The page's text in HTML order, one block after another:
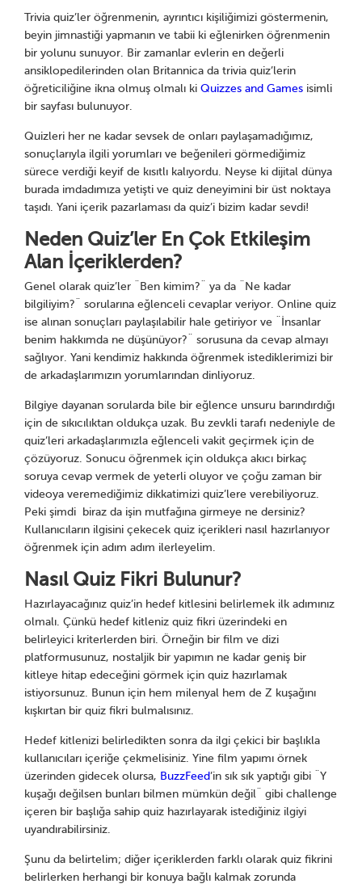
Trivia quiz’ler öğrenmenin, ayrıntıcı kişiliğimizi göstermenin,
beyin jimnastiği yapmanın ve tabii ki eğlenirken öğrenmenin
bir yolunu sunuyor. Bir zamanlar evlerin en değerli
ansiklopedilerinden olan Britannica da trivia quiz’lerin
öğreticiliğine ikna olmuş olmalı kiQuizzes and Games isimli
bir sayfası bulunuyor.
Quizleri her ne kadar sevsek de onları paylaşamadığımız,
sonuçlarıyla ilgili yorumları ve beğenileri görmediğimiz
sürece verdiği keyif de kısıtlı kalıyordu. Neyse ki dijital dünya
burada imdadımıza yetişti ve quiz deneyimini bir üst noktaya
taşıdı. Yani içerik pazarlaması da quiz’i bizim kadar sevdi!
Neden Quiz’ler En Çok Etkileşim
Alan İçeriklerden?
Genel olarak quiz’ler ¨Ben kimim?¨ ya da ¨Ne kadar
bilgiliyim?¨ sorularına eğlenceli cevaplar veriyor. Online quiz
ise alınan sonuçları paylaşılabilir hale getiriyor ve ¨İnsanlar
benim hakkımda ne düşünüyor?¨ sorusuna da cevap almayı
sağlıyor. Yani kendimiz hakkında öğrenmek istediklerimizi bir
de arkadaşlarımızın yorumlarından dinliyoruz.
Bilgiye dayanan sorularda bile bir eğlence unsuru barındırdığı
için de sıkıcılıktan oldukça uzak. Bu zevkli tarafı nedeniyle de
quiz’leri arkadaşlarımızla eğlenceli vakit geçirmek için de
çözüyoruz. Sonucu öğrenmek için oldukça akıcı birkaç
soruya cevap vermek de yeterli oluyor ve çoğu zaman bir
videoya veremediğimiz dikkatimizi quiz’lere verebiliyoruz.
Peki şimdi biraz da işin mutfağına girmeye ne dersiniz?
Kullanıcıların ilgisini çekecek quiz içerikleri nasıl hazırlanıyor
öğrenmek için adım adım ilerleyelim.
Nasıl Quiz Fikri Bulunur?
Hazırlayacağınız quiz’in hedef kitlesini belirlemek ilk adımınız
olmalı. Çünkü hedef kitleniz quiz fikri üzerindeki en
belirleyici kriterlerden biri. Örneğin bir film ve dizi
platformusunuz, nostaljik bir yapımın ne kadar geniş bir
kitleye hitap edeceğini görmek için quiz hazırlamak
istiyorsunuz. Bunun için hem milenyal hem de Z kuşağını
kışkırtan bir quiz fikri bulmalısınız.
Hedef kitlenizi belirledikten sonra da ilgi çekici bir başlıkla
kullanıcıları içeriğe çekmelisiniz. Yine film yapımı örnek
üzerinden gidecek olursa, BuzzFeed’in sık sık yaptığı gibi ¨Y
kuşağı değilsen bunları bilmen mümkün değil¨ gibi challenge
içeren bir başlığa sahip quiz hazırlayarak istediğiniz ilgiyi
uyandırabilirsiniz.
Şunu da belirtelim; diğer içeriklerden farklı olarak quiz fikrini
belirlerken herhangi bir konuya bağlı kalmak zorunda